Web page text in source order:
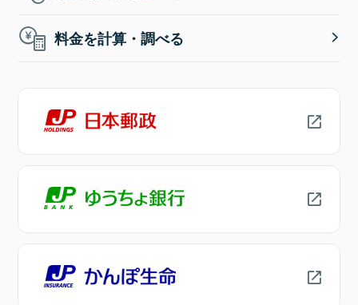
料金を計算・調べる